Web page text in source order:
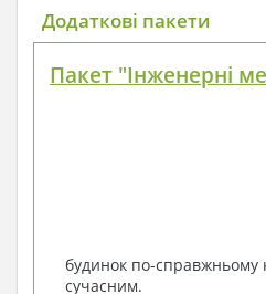
входять:
План покрівлі
Фасади з даними
Елементи прорізів –
Дані перемичок –
Обсяги основних
Архітектурні вузли в
2. До складу
Додаткові пакети
Пакет "Інженерні
будинок по-справжньому
сучасним.